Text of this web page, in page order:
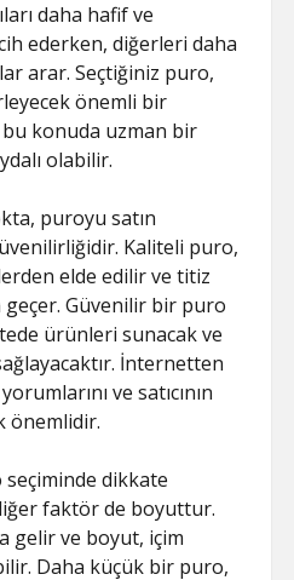
daha hafif ve
ederken, diğerleri daha
arar. Seçtiğiniz puro,
önemli bir
konuda uzman bir
olabilir.
puroyu satın
Kaliteli puro,
elde edilir ve titiz
Güvenilir bir puro
ürünleri sunacak ve
İnternetten
ve satıcının
önemlidir.
seçiminde dikkate
faktör de boyuttur.
gelir ve boyut, içim
Daha küçük bir puro,